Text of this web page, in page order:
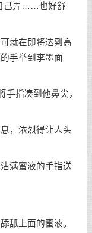
己弄……也好舒
就在即将达到高
手举到李墨面
指凑到他鼻尖，
，浓烈得让人头
满蜜液的手指送
上面的蜜液。